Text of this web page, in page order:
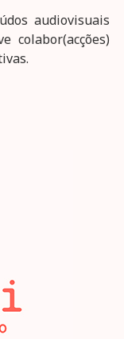
audiovisuais
colabor(acções)